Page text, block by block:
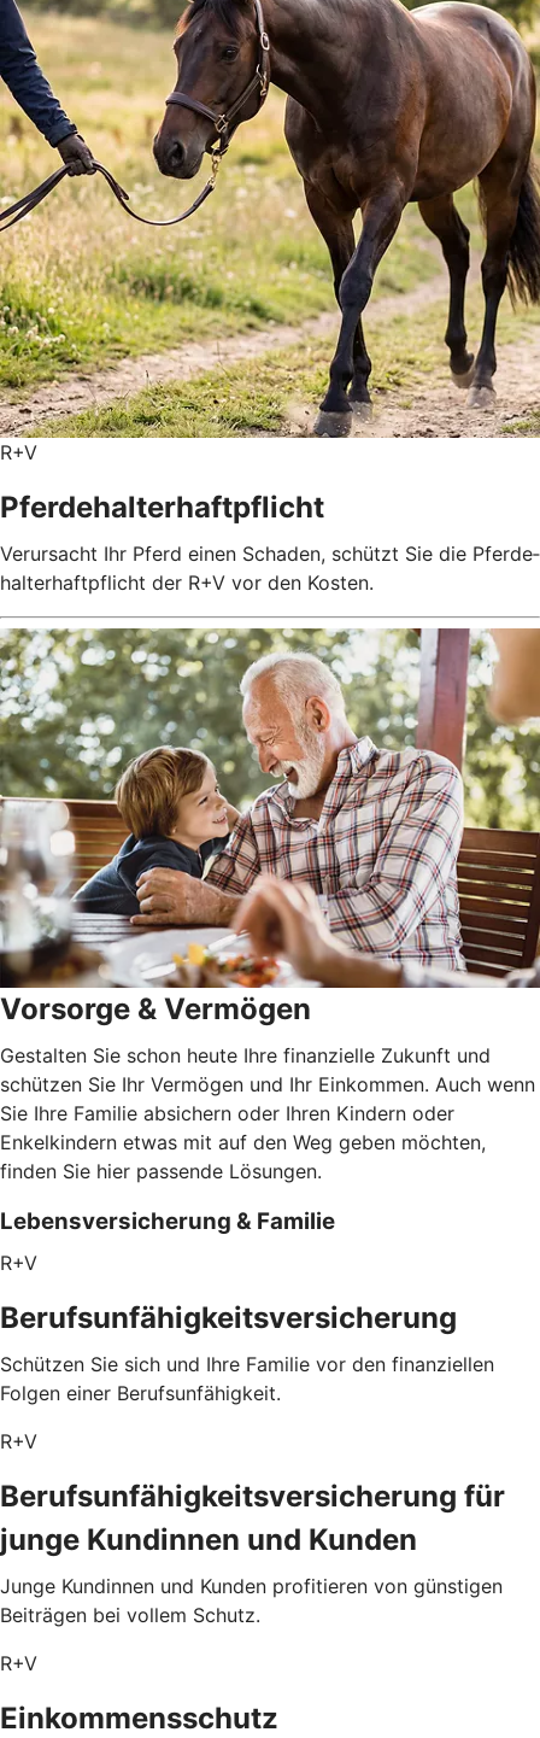
R+V
Pferdehalterhaftpflicht
Verursacht Ihr Pferd einen Schaden, schützt Sie die Pferde­
halter­haft­pflicht der R+V vor den Kosten.
Vorsorge & Vermögen
Gestalten Sie schon heute Ihre finanzielle Zukunft und
schützen Sie Ihr Vermögen und Ihr Einkommen. Auch wenn
Sie Ihre Familie absichern oder Ihren Kindern oder
Enkelkindern etwas mit auf den Weg geben möchten,
finden Sie hier passende Lösungen.
Lebensversicherung & Familie
R+V
Berufsunfähigkeitsversicherung
Schützen Sie sich und Ihre Familie vor den finanziellen
Folgen einer Berufsunfähigkeit.
R+V
Berufsunfähigkeitsversicherung für
junge Kundinnen und Kunden
Junge Kundinnen und Kunden profitieren von günstigen
Beiträgen bei vollem Schutz.
R+V
Einkommensschutz